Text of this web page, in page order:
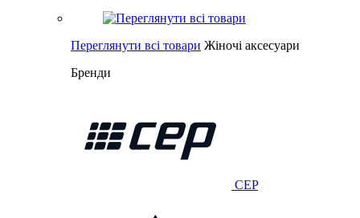
Переглянути всі товари Жіночі аксесуари
Бренди
CEP